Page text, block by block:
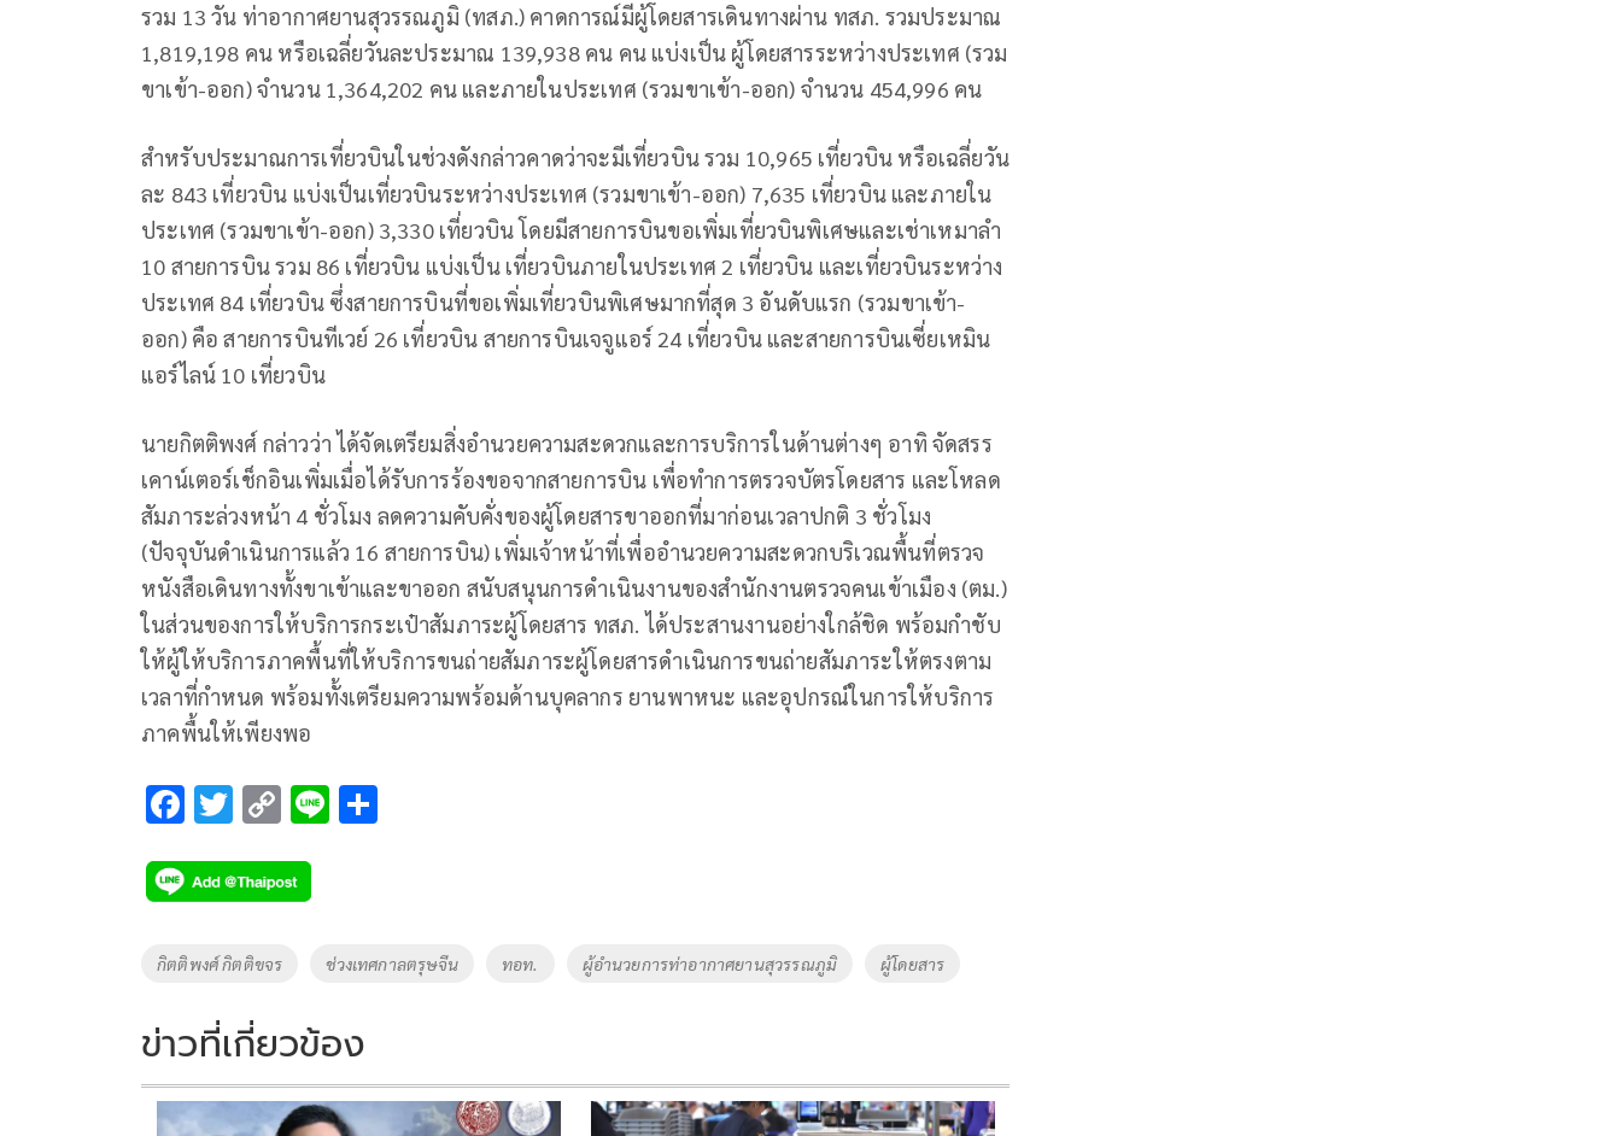
รวม 13 วัน ท่าอากาศยานสุวรรณภูมิ (ทสภ.) คาดการณ์มีผู้โดยสารเดินทางผ่าน ทสภ. รวมประมาณ
1,819,198 คน หรือเฉลี่ยวันละประมาณ 139,938 คน คน แบ่งเป็น ผู้โดยสารระหว่างประเทศ (รวม
ขาเข้า-ออก) จำนวน 1,364,202 คน และภายในประเทศ (รวมขาเข้า-ออก) จำนวน 454,996 คน
สำหรับประมาณการเที่ยวบินในช่วงดังกล่าวคาดว่าจะมีเที่ยวบิน รวม 10,965 เที่ยวบิน หรือเฉลี่ยวัน
ละ 843 เที่ยวบิน แบ่งเป็นเที่ยวบินระหว่างประเทศ (รวมขาเข้า-ออก) 7,635 เที่ยวบิน และภายใน
ประเทศ (รวมขาเข้า-ออก) 3,330 เที่ยวบิน โดยมีสายการบินขอเพิ่มเที่ยวบินพิเศษและเช่าเหมาลำ
10 สายการบิน รวม 86 เที่ยวบิน แบ่งเป็น เที่ยวบินภายในประเทศ 2 เที่ยวบิน และเที่ยวบินระหว่าง
ประเทศ 84 เที่ยวบิน ซึ่งสายการบินที่ขอเพิ่มเที่ยวบินพิเศษมากที่สุด 3 อันดับแรก (รวมขาเข้า-
ออก) คือ สายการบินทีเวย์ 26 เที่ยวบิน สายการบินเจจูแอร์ 24 เที่ยวบิน และสายการบินเซี่ยเหมิน
แอร์ไลน์ 10 เที่ยวบิน
นายกิตติพงศ์ กล่าวว่า ได้จัดเตรียมสิ่งอำนวยความสะดวกและการบริการในด้านต่างๆ อาทิ จัดสรร
เคาน์เตอร์เช็กอินเพิ่มเมื่อได้รับการร้องขอจากสายการบิน เพื่อทำการตรวจบัตรโดยสาร และโหลด
สัมภาระล่วงหน้า 4 ชั่วโมง ลดความคับคั่งของผู้โดยสารขาออกที่มาก่อนเวลาปกติ 3 ชั่วโมง
(ปัจจุบันดำเนินการแล้ว 16 สายการบิน) เพิ่มเจ้าหน้าที่เพื่ออำนวยความสะดวกบริเวณพื้นที่ตรวจ
หนังสือเดินทางทั้งขาเข้าและขาออก สนับสนุนการดำเนินงานของสำนักงานตรวจคนเข้าเมือง (ตม.)
ในส่วนของการให้บริการกระเป๋าสัมภาระผู้โดยสาร ทสภ. ได้ประสานงานอย่างใกล้ชิด พร้อมกำชับ
ให้ผู้ให้บริการภาคพื้นที่ให้บริการขนถ่ายสัมภาระผู้โดยสารดำเนินการขนถ่ายสัมภาระให้ตรงตาม
เวลาที่กำหนด พร้อมทั้งเตรียมความพร้อมด้านบุคลากร ยานพาหนะ และอุปกรณ์ในการให้บริการ
ภาคพื้นให้เพียงพอ
F
e
b
o
k
T
tt
er
C
p
y
Li
k
Li
Tags
กิตติพงศ์ กิตติขจร ช่วงเทศกาลตรุษจีน ทอท. ผู้อำนวยการท่าอากาศยานสุวรรณภูมิ ผู้โดยสาร
ข่าวที่เกี่ยวข้อง